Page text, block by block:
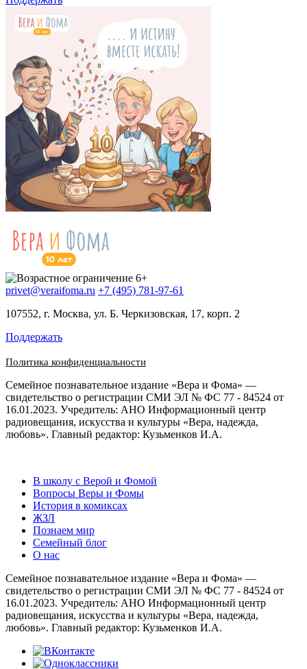
privet@veraifoma.ru +7 (495) 781-97-61
107552, г. Москва, ул. Б. Черкизовская, 17, корп. 2
Поддержать
Политика конфиденциальности
Семейное познавательное издание «Вера и Фома» —
свидетельство о регистрации СМИ ЭЛ № ФС 77 - 84524 от
16.01.2023. Учредитель: АНО Информационный центр
радиовещания, искусства и культуры «Вера, надежда,
любовь». Главный редактор: Кузьменков И.А.
В школу с Верой и Фомой
Вопросы Веры и Фомы
История в комиксах
ЖЗЛ
Познаем мир
Семейный блог
О нас
Семейное познавательное издание «Вера и Фома» —
свидетельство о регистрации СМИ ЭЛ № ФС 77 - 84524 от
16.01.2023. Учредитель: АНО Информационный центр
радиовещания, искусства и культуры «Вера, надежда,
любовь». Главный редактор: Кузьменков И.А.